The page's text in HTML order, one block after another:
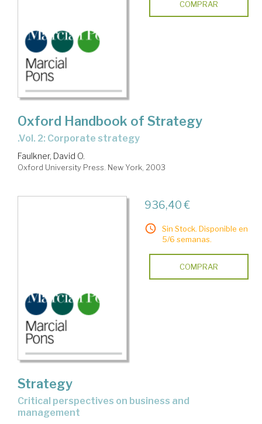
COMPRAR
Oxford Handbook of Strategy
.Vol. 2: Corporate strategy
Faulkner, David O.
Oxford University Press. New York, 2003
936,40 €
Sin Stock. Disponible en
5/6 semanas.
COMPRAR
Strategy
critical perspectives on business and
management